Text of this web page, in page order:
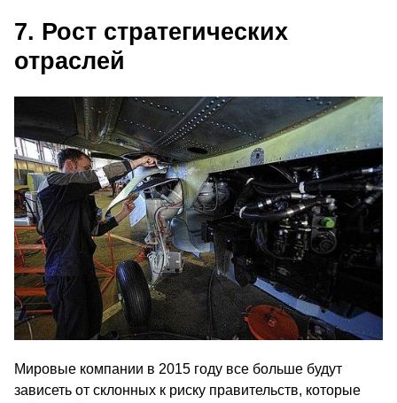
7. Рост стратегических
отраслей
Мировые компании в 2015 году все больше будут
зависеть от склонных к риску правительств, которые